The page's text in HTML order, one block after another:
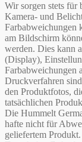
Wir sorgen stets für
Kamera- und
Farbabweichungen
am Bildschirm
werden. Dies kann
(Display),
Farbabweichungen
Druckverfahren
den Produktfotos,
tatsächlichen
Die Hummelt
hafte nicht für
geliefertem Produkt.